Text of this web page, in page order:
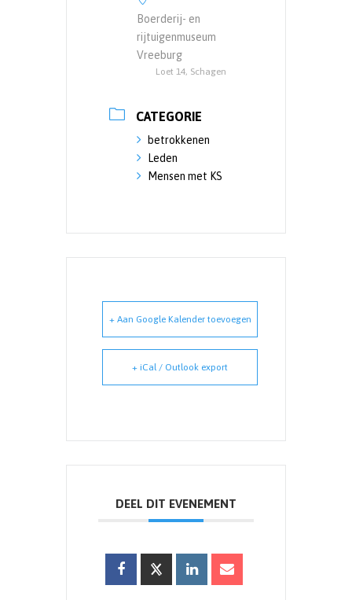
Boerderij- en
rijtuigenmuseum
Vreeburg
Loet 14, Schagen
CATEGORIE
betrokkenen
Leden
Mensen met KS
+ Aan Google Kalender toevoegen
+ iCal / Outlook export
DEEL DIT EVENEMENT